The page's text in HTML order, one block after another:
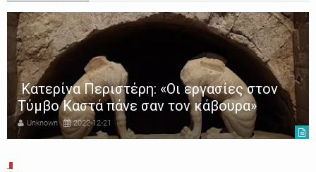
Κατερίνα Περιστέρη: «Οι εργασίες στον
Τύμβο Καστά πάνε σαν τον κάβουρα»
Unknown 2022-12-21